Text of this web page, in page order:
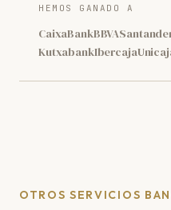
HEMOS GANADO A
CaixaBankBBVA
KutxabankIbercaja
OTROS SERVICIOS